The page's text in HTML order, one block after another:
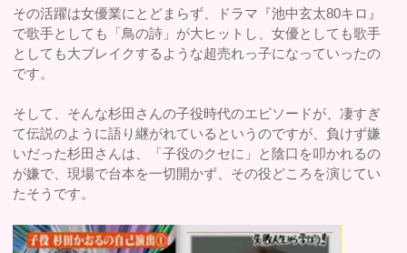
その活躍は女優業にとどまらず、ドラマ『池中玄太80キロ』
で歌手としても「鳥の詩」が大ヒットし、女優としても歌手
としても大ブレイクするような超売れっ子になっていったの
です。
そして、そんな杉田さんの子役時代のエピソードが、凄すぎ
て伝説のように語り継がれているというのですが、負けず嫌
いだった杉田さんは、「子役のクセに」と陰口を叩かれるの
が嫌で、現場で台本を一切開かず、その役どころを演じてい
たそうです。